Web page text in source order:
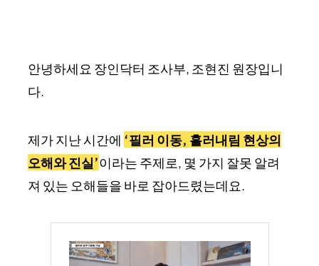
안녕하세요 장인닥터 조사부, 조현진 원장입니
다.
제가 지난 시간에 ‘필러 이동, 흘러내림 현상의
오해와 진실’이라는 주제로, 몇 가지 잘못 알려
져 있는 오해들을 바로 잡아드렸는데요.